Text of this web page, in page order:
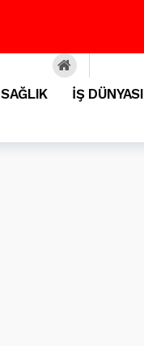
SAĞLIK İŞ DÜNYASI